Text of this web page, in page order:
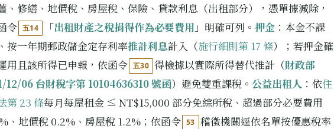
、修繕、地價稅、房屋稅、保險、貸款利息（出租部分），憑單據減除，
令 五14 「出租財產之稅捐得作為必要費用 」明確可列。 押金 ：本金不課
按一年期郵政儲金定存利率推計利息計入（施行細則第 17 條）；若押金確
用且該所得已申報，依函令 五30 得檢據以實際所得替代推計（財政部
12/06 台財稅字第 10104636310 號函）避免雙重課稅。 公益出租人 ：依住
第 23 條每月每屋租金 ≤ NT$15,000 部分免綜所稅、超過部分必要費用
、地價稅 0.2%、房屋稅 1.2%；依函令 53 稽徵機關逕依名單按優惠稅率